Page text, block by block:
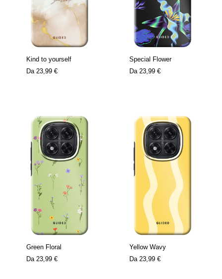
Kind to yourself
Da 23,99 €
Special Flower
Da 23,99 €
Green Floral
Da 23,99 €
Yellow Wavy
Da 23,99 €